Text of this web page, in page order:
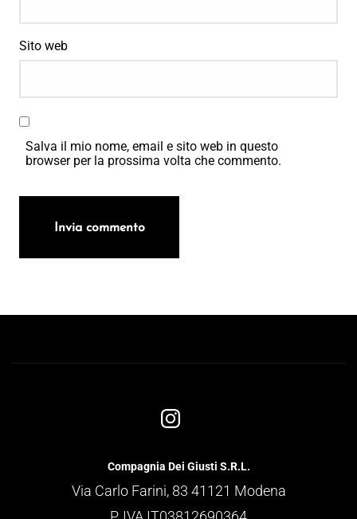
Sito web
Salva il mio nome, email e sito web in questo
browser per la prossima volta che commento.
Compagnia Dei Giusti S.R.L.
Via Carlo Farini, 83 41121 Modena